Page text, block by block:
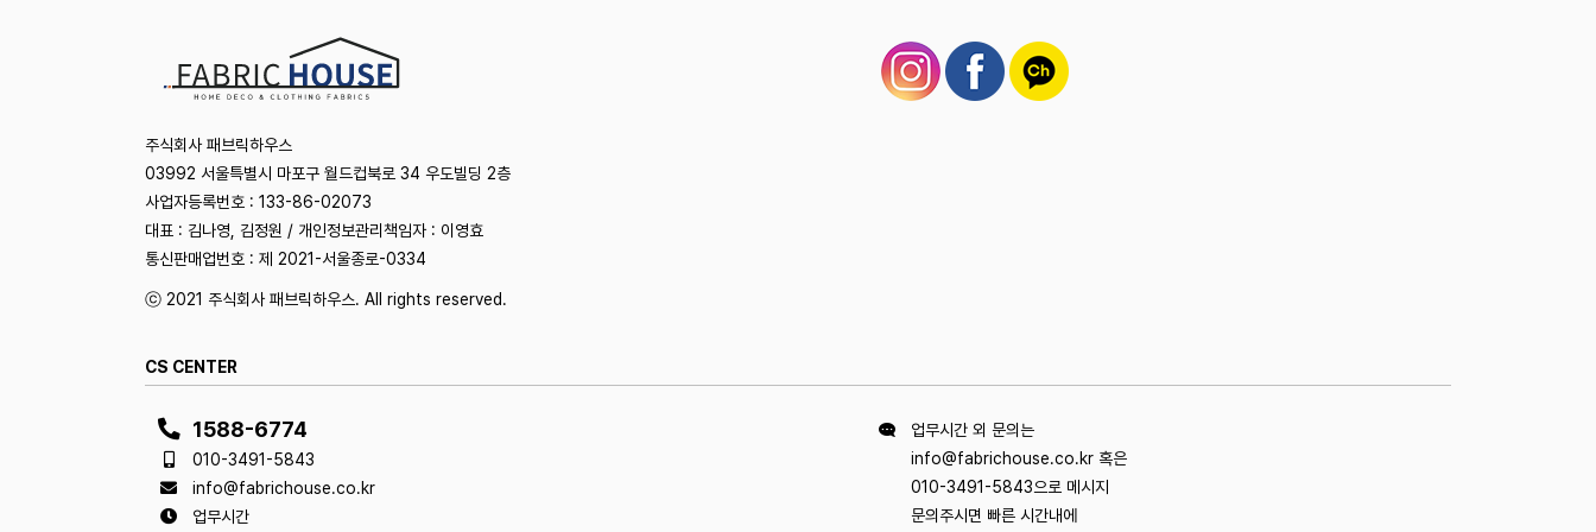
주식회사 패브릭하우스
03992 서울특별시 마포구 월드컵북로 34 우도빌딩 2층
사업자등록번호 : 133-86-02073
대표 : 김나영, 김정원 / 개인정보관리책임자 : 이영효
통신판매업번호 : 제 2021-서울종로-0334
ⓒ 2021 주식회사 패브릭하우스. All rights reserved.
CS CENTER
1588-6774
010-3491-5843
info@fabrichouse.co.kr
업무시간
업무시간 외 문의는
info@fabrichouse.co.kr 혹은
010-3491-5843으로 메시지
문의주시면 빠른 시간내에